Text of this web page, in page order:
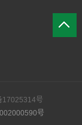
17025314号
号